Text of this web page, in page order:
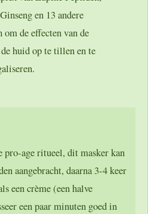
en 13 andere
de effecten van de
huid op te tillen en te
pro-age ritueel, dit masker kan
aangebracht, daarna 3-4 keer
een crème (een halve
een paar minuten goed in